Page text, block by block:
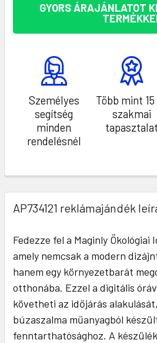
GYORS ÁRAJÁNLATOT
Személyes
segítség
minden
rendelésnél
Több mint 15
szakmai
tapasztalat
AP734121 reklámajándék
Fedezze fel a Maginly Ökológiai
amely nemcsak a modern
hanem egy környezetbarát
otthonába. Ezzel a digitális
követheti az időjárás
búzaszalma műanyagból
fenntarthatósághoz. A